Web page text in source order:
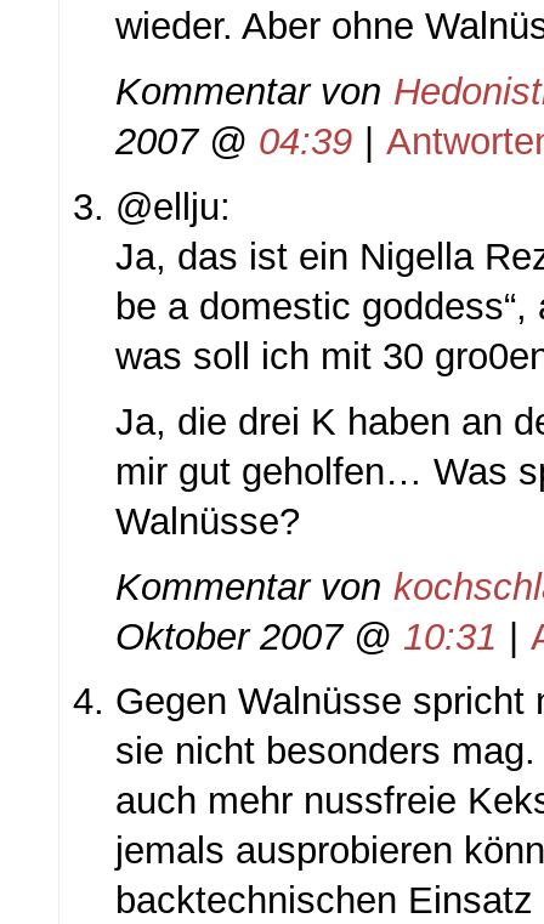
wieder. Aber ohne
Kommentar von
2007 @ 04:39
@ellju:
Ja, das ist ein Nigella
be a domestic
was soll ich mit 30
Ja, die drei K haben an
mir gut geholfen… Was
Walnüsse?
Kommentar von
Oktober 2007 @ 10:31 |
Gegen Walnüsse spricht
sie nicht besonders
auch mehr nussfreie
jemals ausprobieren
backtechnischen Einsatz